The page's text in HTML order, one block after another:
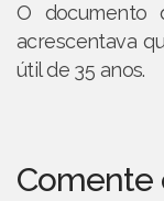
O documento
acrescentava
útil de 35 anos.
Comente